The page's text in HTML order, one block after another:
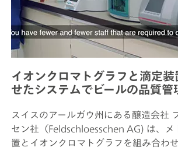
イオンクロマトグラフと滴定装
せたシステムでビールの品質管
スイスのアールガウ州にある醸造会社
セン社（Feldschloesschen AG) は、メ
置とイオンクロマトグラフを組み合わ